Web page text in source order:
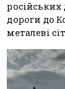
російських
дороги до
металеві